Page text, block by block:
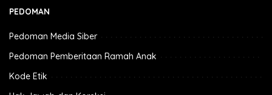
PEDOMAN
Pedoman Media Siber
Pedoman Pemberitaan Ramah Anak
Kode Etik